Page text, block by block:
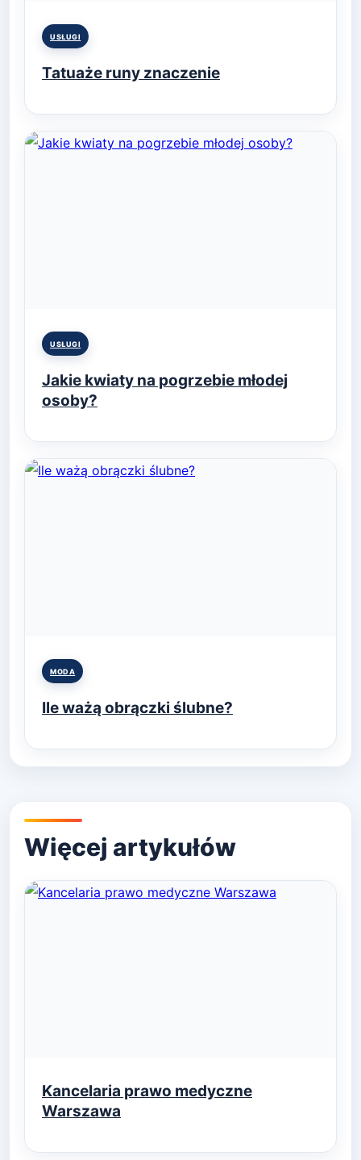
Posted
USŁUGI
Tatuaże runy znaczenie
Posted
USŁUGI
Jakie kwiaty na pogrzebie młodej
osoby?
Posted
MODA
Ile ważą obrączki ślubne?
Kancelaria prawo medyczne
Warszawa